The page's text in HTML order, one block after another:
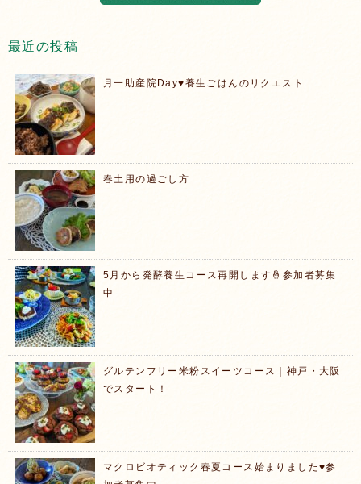
最近の投稿
月一助産院Day♥️養生ごはんのリクエスト
春土用の過ごし方
5月から発酵養生コース再開します🤞参加者募集
中
グルテンフリー米粉スイーツコース｜神戸・大阪
でスタート！
マクロビオティック春夏コース始まりました♥️参